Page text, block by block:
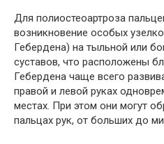
Для полиостеоартроза
возникновение особых
Гебердена) на тыльной или
суставов, что расположены
Гебердена чаще всего
правой и левой руках
местах. При этом они могут
пальцах рук, от больших до